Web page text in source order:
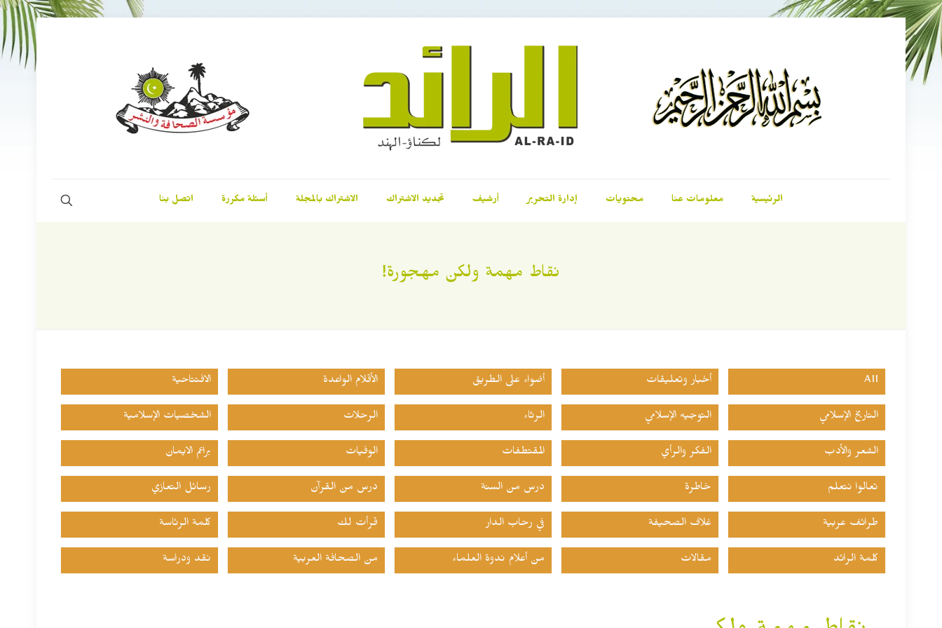
الرئيسية معلومات عنا محتويات إدارة التحرير أرشيف تجديد الاشتراك الاشتراك بالمجلة أسئلة مكررة اتصل بنا
نقاط مهمة ولكن مهجورة!
All أخبار وتعليقات أضواء على الطريق الأقلام الواعدة الافتتاحية
التاريخ الإسلامي التوجيه الإسلامي الرثاء الرحلات الشخصيات الإسلامية
الشعر والأدب الفكر والرأي المقتطفات الوفيات براعم الايمان
تعالوا نتعلم خاطرة درس من السنة درس من القرآن رسائل التعازي
طرائف عربية غلاف الصحيفة في رحاب الدار قرأت لك كلمة الرئاسة
كلمة الرائد مقالات من أعلام ندوة العلماء من الصحافة العربية نقد ودراسة